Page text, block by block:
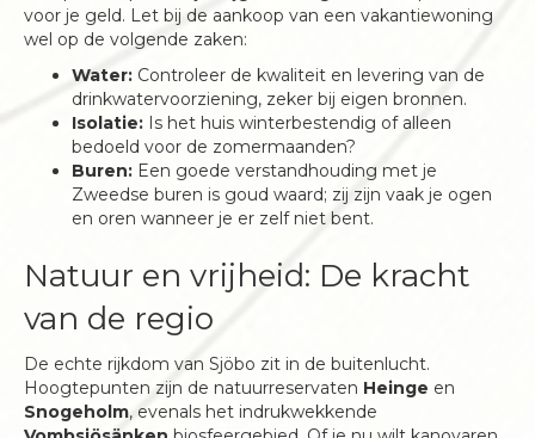
voor je geld. Let bij de aankoop van een vakantiewoning
wel op de volgende zaken:
Water: Controleer de kwaliteit en levering van de
drinkwatervoorziening, zeker bij eigen bronnen.
Isolatie: Is het huis winterbestendig of alleen
bedoeld voor de zomermaanden?
Buren: Een goede verstandhouding met je
Zweedse buren is goud waard; zij zijn vaak je ogen
en oren wanneer je er zelf niet bent.
Natuur en vrijheid: De kracht
van de regio
De echte rijkdom van Sjöbo zit in de buitenlucht.
Hoogtepunten zijn de natuurreservaten Heinge en
Snogeholm, evenals het indrukwekkende